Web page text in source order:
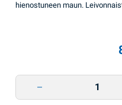
hienostuneen maun.